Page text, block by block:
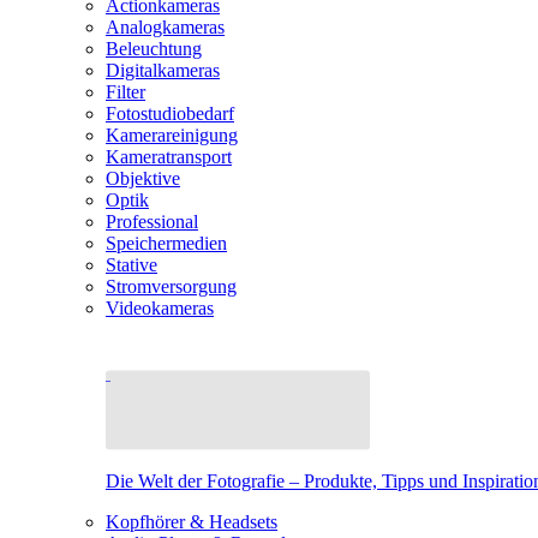
Actionkameras
Analogkameras
Beleuchtung
Digitalkameras
Filter
Fotostudiobedarf
Kamerareinigung
Kameratransport
Objektive
Optik
Professional
Speichermedien
Stative
Stromversorgung
Videokameras
Die Welt der Fotografie – Produkte, Tipps und
Kopfhörer & Headsets